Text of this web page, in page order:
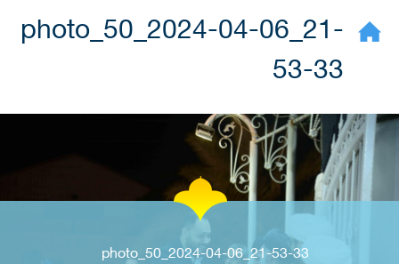
photo_50_2024-04-06_21-
53-33
photo_50_2024-04-06_21-53-33